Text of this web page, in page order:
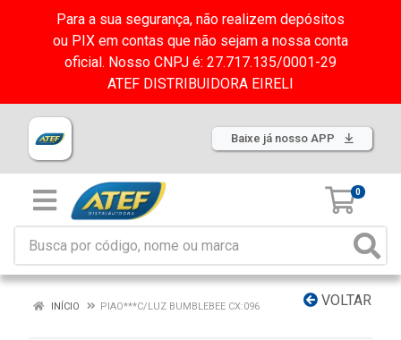
Para a sua segurança, não realizem depósitos
ou PIX em contas que não sejam a nossa conta
oficial. Nosso CNPJ é: 27.717.135/0001-29
ATEF DISTRIBUIDORA EIRELI
Baixe já nosso APP
0
VOLTAR
INÍCIO PIAO***C/LUZ BUMBLEBEE CX:096